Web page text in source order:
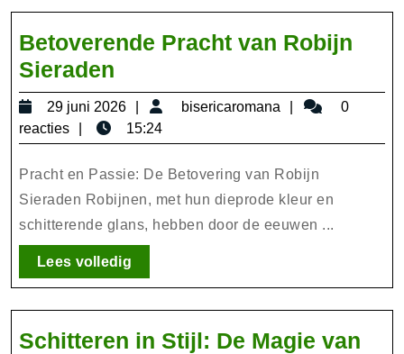
Perfecte
Accessoire!
Betoverende Pracht van Robijn
Sieraden
Pracht
van
Robijn
Sieraden
29 juni 2026
29
juni
2026
bisericaromana bisericaromana
0
reacties
15:24
Pracht en Passie: De Betovering van Robijn
Sieraden Robijnen, met hun dieprode kleur en
schitterende glans, hebben door de eeuwen ...
Lees volledigLees
volledig
Schitteren in Stijl: De Magie van